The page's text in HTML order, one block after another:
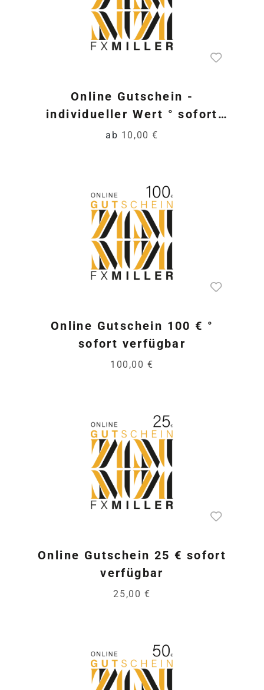
Online Gutschein -
individueller Wert ° sofort
ve…
ab 10,00 €
Online Gutschein 100 € °
sofort verfügbar
100,00 €
Online Gutschein 25 € sofort
verfügbar
25,00 €